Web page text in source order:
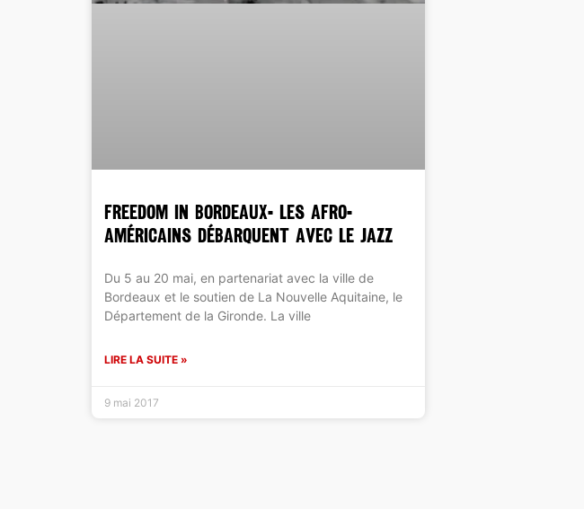
FREEDOM IN BORDEAUX- Les Afro-
Américains débarquent avec le jazz
Du 5 au 20 mai, en partenariat avec la ville de
Bordeaux et le soutien de La Nouvelle Aquitaine, le
Département de la Gironde. La ville
LIRE LA SUITE »
9 mai 2017